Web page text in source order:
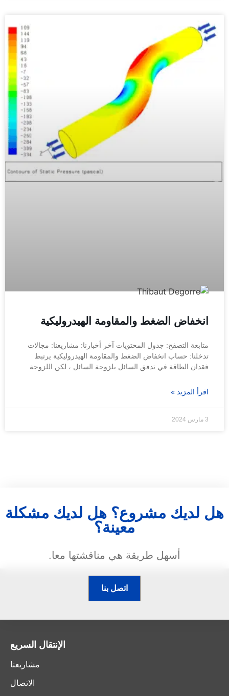
انخفاض الضغط والمقاومة الهيدروليكية
متابعة التصفح: جدول المحتويات آخر أخبارنا: مشاريعنا: مجالات
تدخلنا: حساب انخفاض الضغط والمقاومة الهيدروليكية يرتبط
فقدان الطاقة في تدفق السائل بلزوجة السائل ، لكن اللزوجة
اقرأ المزيد »
3 مارس 2024
هل لديك مشروع؟ هل لديك مشكلة
معينة؟
أسهل طريقة هي مناقشتها معا.
اتصل بنا
الإنتقال السريع
مشاريعنا
الاتصال